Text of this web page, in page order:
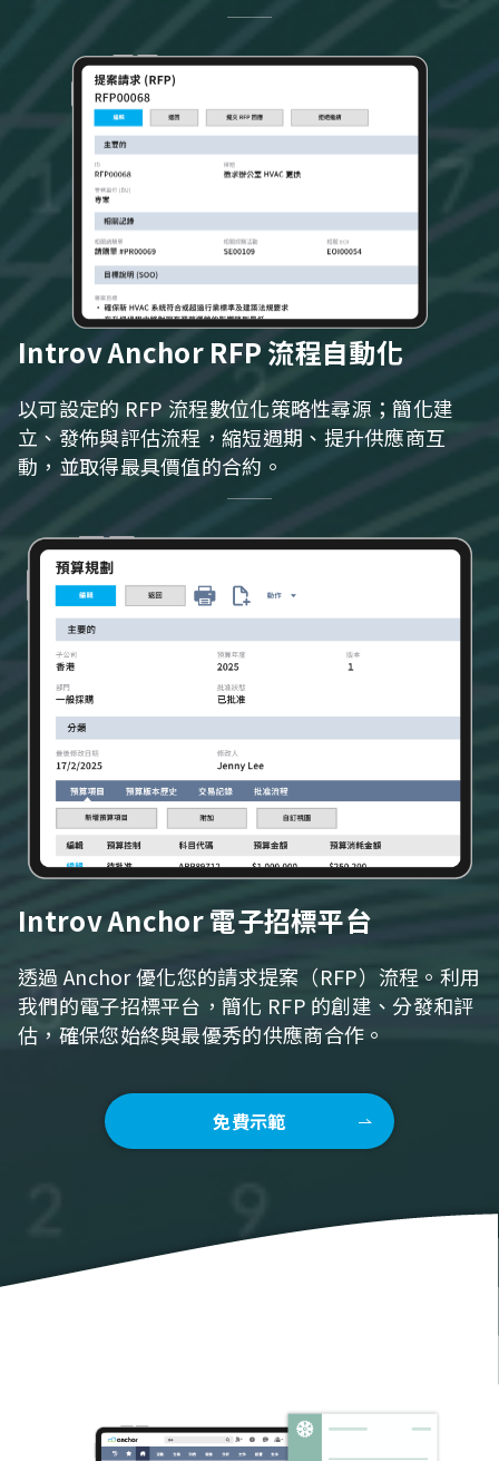
Introv Anchor RFP 流程自動化
以可設定的 RFP 流程數位化策略性尋源；簡化建
立、發佈與評估流程，縮短週期、提升供應商互
動，並取得最具價值的合約。
Introv Anchor 電子招標平台
透過 Anchor 優化您的請求提案（RFP）流程。利用
我們的電子招標平台，簡化 RFP 的創建、分發和評
估，確保您始終與最優秀的供應商合作。
免費示範